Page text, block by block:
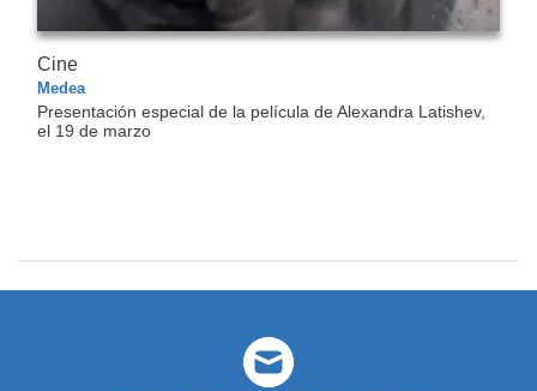
Cine
Medea
Presentación especial de la película de Alexandra Latishev,
el 19 de marzo